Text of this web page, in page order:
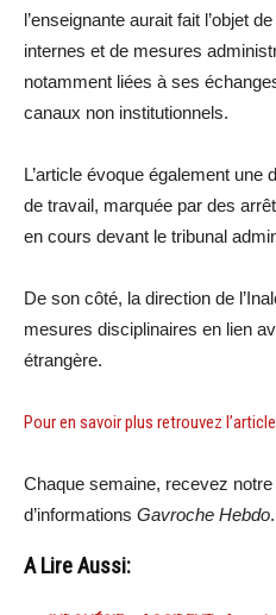
l’enseignante aurait fait l’objet
internes et de mesures
notamment liées à ses
canaux non institutionnels.
L’article évoque également une
de travail, marquée par des
en cours devant le tribunal
De son côté, la direction de
mesures disciplinaires en lien
étrangère.
Pour en savoir plus retrouvez
Chaque semaine, recevez notre
d’informations Gavroche Hebdo
A Lire Aussi: